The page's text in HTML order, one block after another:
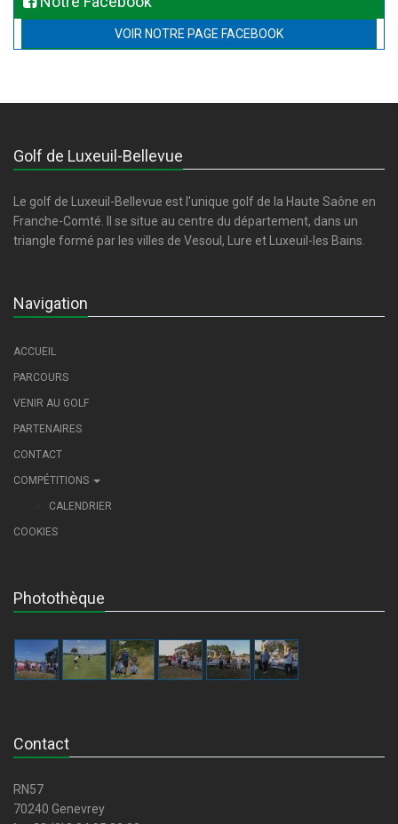
VOIR NOTRE PAGE FACEBOOK
Golf de Luxeuil-Bellevue
Le golf de Luxeuil-Bellevue est l'unique golf de la Haute Saône en
Franche-Comté. Il se situe au centre du département, dans un
triangle formé par les villes de Vesoul, Lure et Luxeuil-les Bains.
Navigation
ACCUEIL
PARCOURS
VENIR AU GOLF
PARTENAIRES
CONTACT
COMPÉTITIONS
CALENDRIER
COOKIES
Photothèque
Contact
RN57
70240 Genevrey